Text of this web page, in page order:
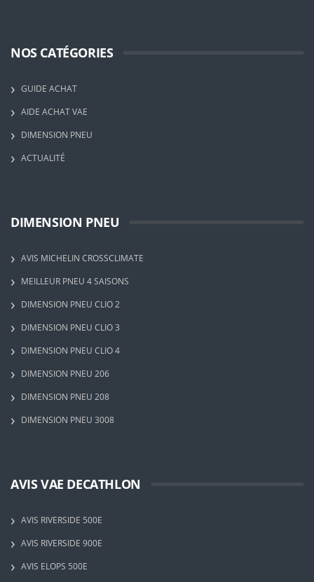
NOS CATÉGORIES
GUIDE ACHAT
AIDE ACHAT VAE
DIMENSION PNEU
ACTUALITÉ
DIMENSION PNEU
AVIS MICHELIN CROSSCLIMATE
MEILLEUR PNEU 4 SAISONS
DIMENSION PNEU CLIO 2
DIMENSION PNEU CLIO 3
DIMENSION PNEU CLIO 4
DIMENSION PNEU 206
DIMENSION PNEU 208
DIMENSION PNEU 3008
AVIS VAE DECATHLON
AVIS RIVERSIDE 500E
AVIS RIVERSIDE 900E
AVIS ELOPS 500E